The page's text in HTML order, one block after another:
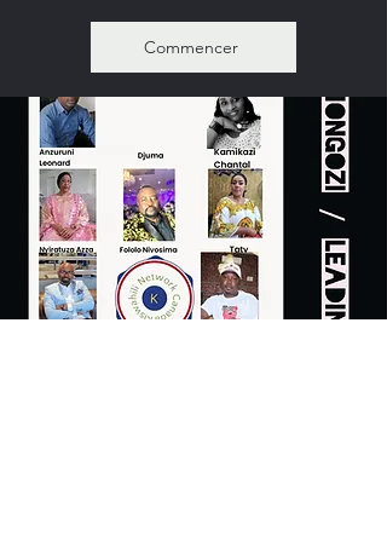
Commencer